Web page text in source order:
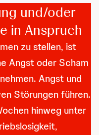
und/oder
in Anspruch
zu stellen, ist
Angst oder Scham
Angst und
Störungen führen.
hinweg unter